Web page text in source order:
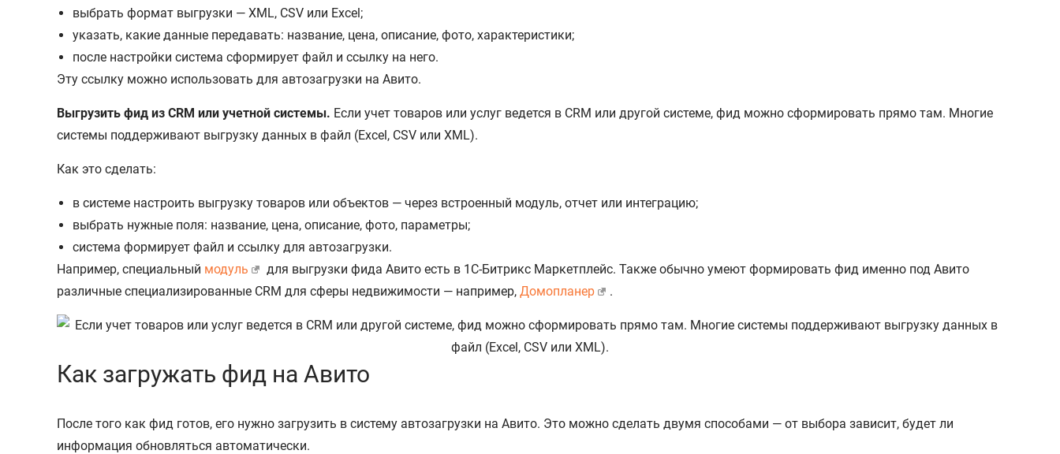
выбрать формат выгрузки — XML, CSV или Excel;
указать, какие данные передавать: название, цена, описание, фото, характеристики;
после настройки система сформирует файл и ссылку на него.
Эту ссылку можно использовать для автозагрузки на Авито.
Выгрузить фид из CRM или учетной системы. Если учет товаров или услуг ведется в CRM или другой системе, фид можно сформировать прямо там. Многие
системы поддерживают выгрузку данных в файл (Excel, CSV или XML).
Как это сделать:
в системе настроить выгрузку товаров или объектов — через встроенный модуль, отчет или интеграцию;
выбрать нужные поля: название, цена, описание, фото, параметры;
система формирует файл и ссылку для автозагрузки.
Например, специальный модуль
для выгрузки фида Авито есть в 1С-Битрикс Маркетплейс. Также обычно умеют формировать фид именно под Авито
различные специализированные CRM для сферы недвижимости — например, Домопланер .
Как загружать фид на Авито
После того как фид готов, его нужно загрузить в систему автозагрузки на Авито. Это можно сделать двумя способами — от выбора зависит, будет ли
информация обновляться автоматически.